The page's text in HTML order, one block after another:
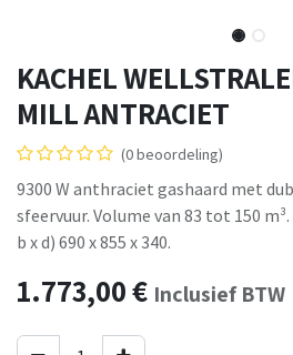
KACHEL
MILL ANTRACIET
(0 beoordeling)
9300 W anthraciet gashaard met
sfeervuur. Volume van 83 tot 150
b x d) 690 x 855 x 340.
1.773,00€ Inclusief BTW